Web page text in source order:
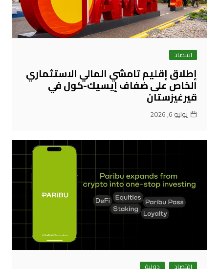
اقتصاد
إطلاق إقليم تامشي المالي الاستثماري
الخاص على ضفاف إيسيك-كول في
قيرغيزستان
يوليو 6, 2026
اقتصاد دولية